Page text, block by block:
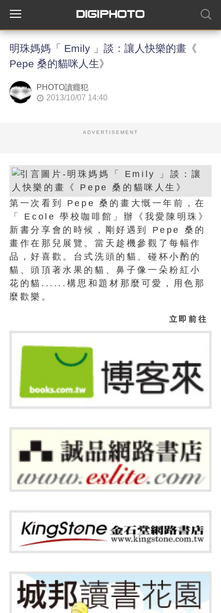
明珠媽媽「 Emily 」談：讓人快樂的畫《
Pepe 桑的貓咪人生》
PHOTO讀癮犯
2013/10/07 14:40
ADVERTISEMENT
第一次看到 Pepe 桑的畫大慨一年前，在
「 Ecole 學校咖啡館」辦《我愛陳明珠》
新書分享會的時候，剛好遇到 Pepe 桑的
畫作在那兒展覽。當天趁機參觀了每幅作
品，好喜歡。台式洗頭的貓、碰杯小酌的
貓、頭頂著水果的貓、鼻子像一朵粉紅小
花的貓......構思和題材那麼可愛，用色那
麼歡樂。
立即前往